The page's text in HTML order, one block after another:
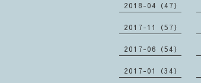
2018-04（47）
2017-11（57）
2017-06（54）
2017-01（34）